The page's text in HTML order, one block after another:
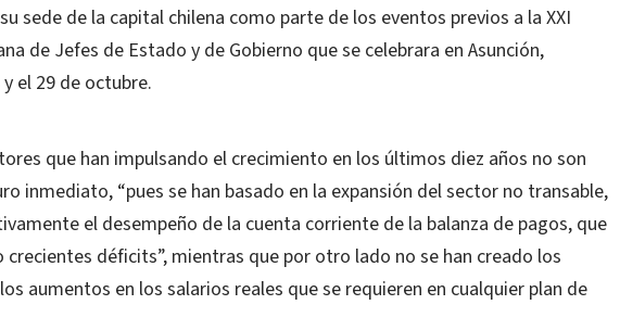
sede de la capital chilena como parte de los eventos previos a la XXI
de Jefes de Estado y de Gobierno que se celebrara en Asunción,
el 29 de octubre.
que han impulsando el crecimiento en los últimos diez años no son
inmediato, “pues se han basado en la expansión del sector no transable,
el desempeño de la cuenta corriente de la balanza de pagos, que
déficits”, mientras que por otro lado no se han creado los
aumentos en los salarios reales que se requieren en cualquier plan de